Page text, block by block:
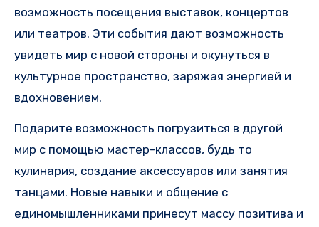
возможность посещения выставок, концертов
или театров. Эти события дают возможность
увидеть мир с новой стороны и окунуться в
культурное пространство, заряжая энергией и
вдохновением.
Подарите возможность погрузиться в другой
мир с помощью мастер-классов, будь то
кулинария, создание аксессуаров или занятия
танцами. Новые навыки и общение с
единомышленниками принесут массу позитива и